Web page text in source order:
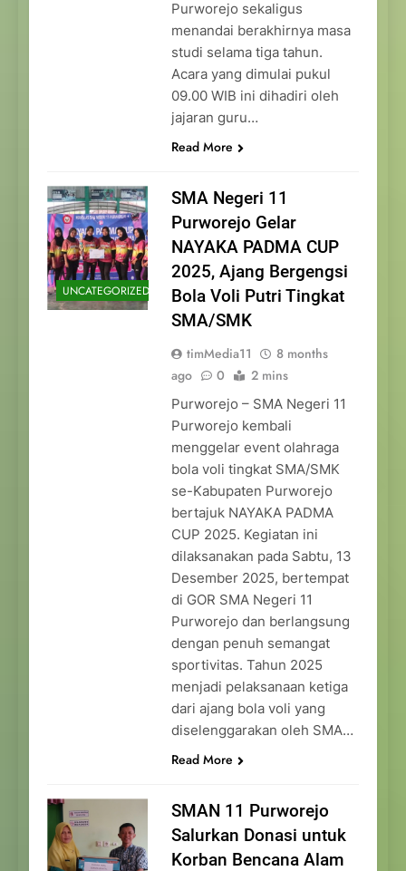
Purworejo sekaligus
menandai berakhirnya masa
studi selama tiga tahun.
Acara yang dimulai pukul
09.00 WIB ini dihadiri oleh
jajaran guru…
Read More
UNCATEGORIZED
SMA Negeri 11
Purworejo Gelar
NAYAKA PADMA CUP
2025, Ajang Bergengsi
Bola Voli Putri Tingkat
SMA/SMK
timMedia11
8 months
ago
0 2 mins
Purworejo – SMA Negeri 11
Purworejo kembali
menggelar event olahraga
bola voli tingkat SMA/SMK
se-Kabupaten Purworejo
bertajuk NAYAKA PADMA
CUP 2025. Kegiatan ini
dilaksanakan pada Sabtu, 13
Desember 2025, bertempat
di GOR SMA Negeri 11
Purworejo dan berlangsung
dengan penuh semangat
sportivitas. Tahun 2025
menjadi pelaksanaan ketiga
dari ajang bola voli yang
diselenggarakan oleh SMA…
Read More
SMAN 11 Purworejo
Salurkan Donasi untuk
Korban Bencana Alam